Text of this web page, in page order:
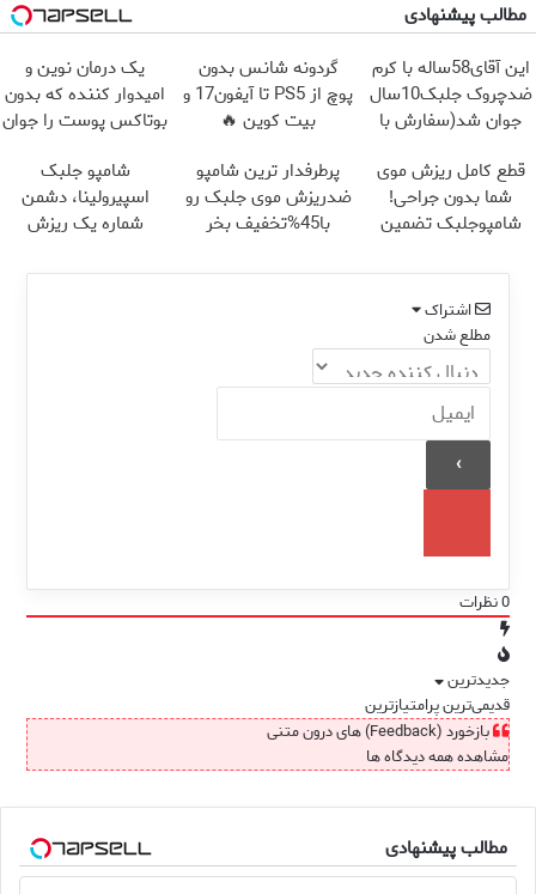
مطالب پیشنهادی
این آقای58ساله با کرم
ضدچروک جلبک10سال
جوان شد(سفارش با
گردونه شانس بدون
پوچ از PS5 تا آیفون17 و
بیت کوین 🔥
یک درمان نوین و
امیدوار کننده که بدون
بوتاکس پوست را جوان
قطع کامل ریزش موی
شما بدون جراحی!
شامپوجلبک تضمین
پرطرفدار ترین شامپو
ضدریزش موی جلبک رو
با45%تخفیف بخر
شامپو جلبک
اسپیرولینا، دشمن
شماره یک ریزش
اشتراک
مطلع شدن
0نظرات
جدیدترین
قدیمی‌ترینپرامتیازترین
بازخورد (Feedback) های درون متنی
مشاهده همه دیدگاه ها
مطالب پیشنهادی